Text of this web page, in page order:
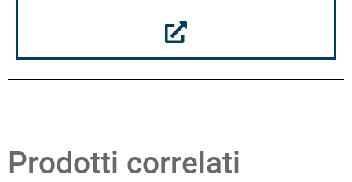
Prodotti correlati